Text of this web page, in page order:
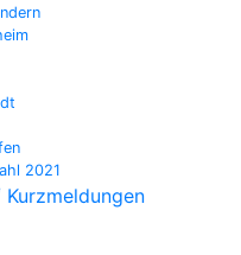
2021
Kurzmeldungen